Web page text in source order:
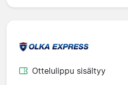
Ottelulippu sisältyy